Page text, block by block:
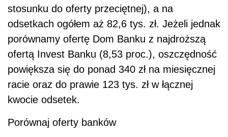
stosunku do oferty przeciętnej), a na
odsetkach ogółem aż 82,6 tys. zł. Jeżeli jednak
porównamy ofertę Dom Banku z najdroższą
ofertą Invest Banku (8,53 proc.), oszczędność
powiększa się do ponad 340 zł na miesięcznej
racie oraz do prawie 123 tys. zł w łącznej
kwocie odsetek.
Porównaj oferty banków